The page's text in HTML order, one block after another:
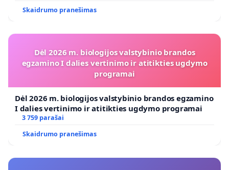
Skaidrumo pranešimas
Dėl 2026 m. biologijos valstybinio brandos
egzamino I dalies vertinimo ir atitikties ugdymo
programai
Dėl 2026 m. biologijos valstybinio brandos egzamino
I dalies vertinimo ir atitikties ugdymo programai
3 759 parašai
Skaidrumo pranešimas